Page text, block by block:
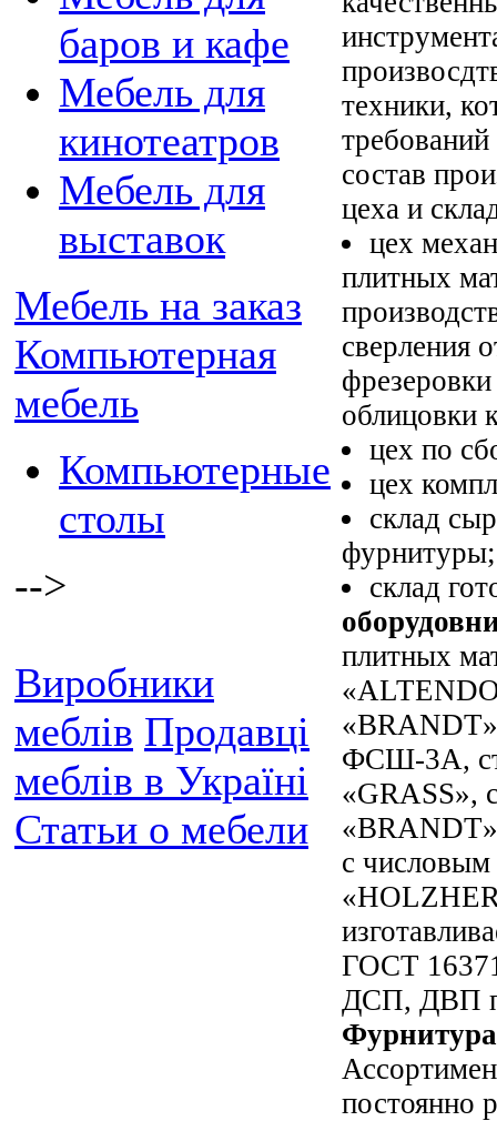
баров и кафе
Мебель для
кинотеатров
Мебель для
выставок
Мебель на заказ
Компьютерная
мебель
Компьютерные
столы
-->
Виробники
меблів Продавці
меблів в Україні
Статьи о мебели
техники,
состав
цеха и
цех
плитных
сверления
облицовки
цех по
цех
склад
фурнитуры;
склад
плитных
ФСШ-3А,
«GRASS»,
с
ГОСТ
ДСП, ДВП
Фурнитура
постоянно